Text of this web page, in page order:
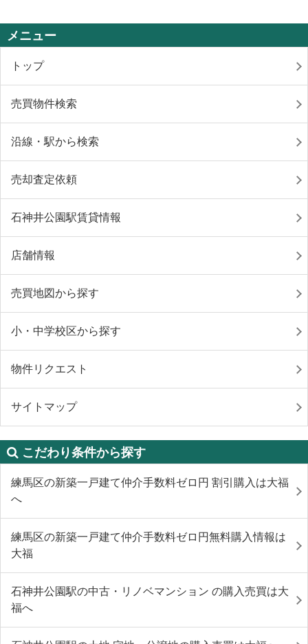
メニュー
トップ
売買物件検索
沿線・駅から検索
売却査定依頼
石神井公園駅賃貸情報
店舗情報
売買地図から探す
小・中学校区から探す
物件リクエスト
サイトマップ
こだわり条件から探す
練馬区の新築一戸建て仲介手数料ゼロ円 割引購入は大福
へ
練馬区の新築一戸建て仲介手数料ゼロ円無料購入情報は
大福
石神井公園駅の中古・リノベマンション の購入売買は大
福へ